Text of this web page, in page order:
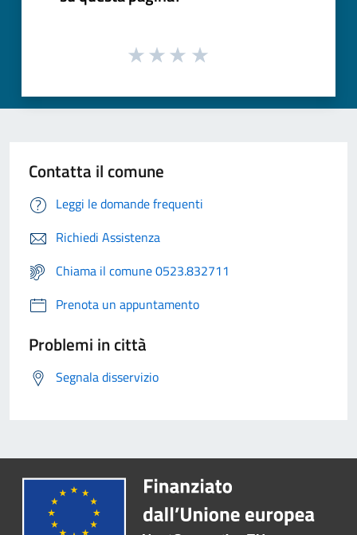
Contatta il comune
Leggi le domande frequenti
Richiedi Assistenza
Chiama il comune 0523.832711
Prenota un appuntamento
Problemi in città
Segnala disservizio